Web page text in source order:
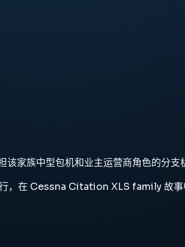
家族中型包机和业主运营商角色的分支
，在 Cessna Citation XLS family 故事